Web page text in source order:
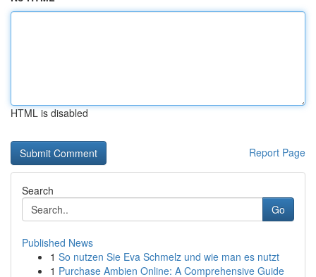
HTML is disabled
Report Page
Search
Go
Published News
1 So nutzen Sie Eva Schmelz und wie man es nutzt
1 Purchase Ambien Online: A Comprehensive Guide